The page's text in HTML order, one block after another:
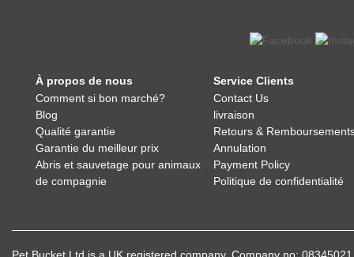
À propos de nous
Comment si bon marché?
Blog
Qualité garantie
Garantie du meilleur prix
Abris et sauvetage pour animaux
de compagnie
Service Clients
Contact Us
livraison
Retours &
Annulation
Payment Policy
Politique de confidentialité